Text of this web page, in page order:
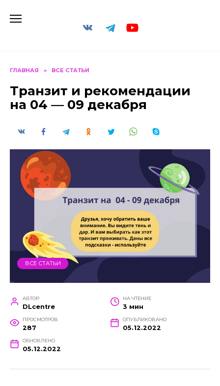
ГЛАВНАЯ » ВСЕ СТАТЬИ
Транзит и рекомендации
на 04 — 09 декабря
ВСЕ СТАТЬИ
АВТОР
DLcentre
НА ЧТЕНИЕ
3 мин
ПРОСМОТРОВ
287
ОПУБЛИКОВАНО
05.12.2022
ОБНОВЛЕНО
05.12.2022